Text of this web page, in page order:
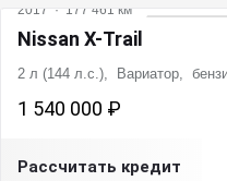
2017 · 177 461 км
Nissan X-Trail
2 л (144 л.с.), Вариатор,
1 540 000 ₽
Рассчитать кредит